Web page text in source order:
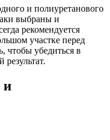
и полиуретанового
выбраны и
рекомендуется
участке перед
чтобы убедиться в
и